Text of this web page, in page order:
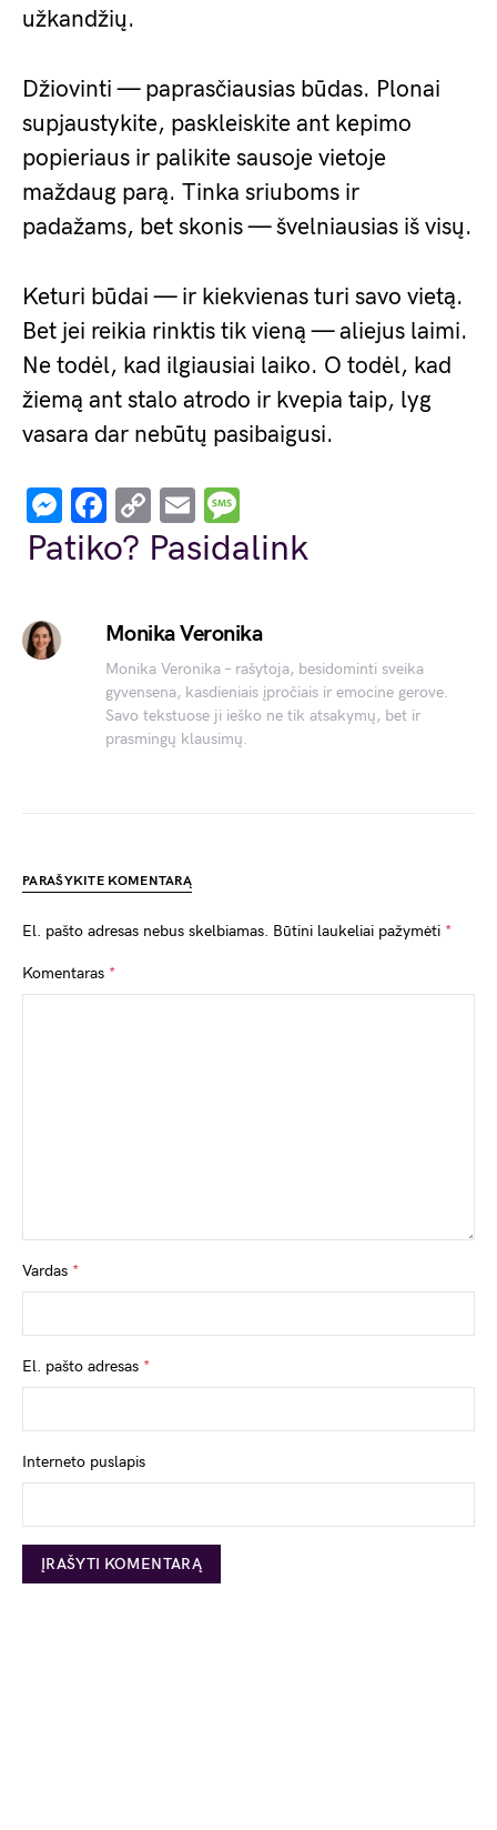
užkandžių.
Džiovinti — paprasčiausias būdas. Plonai
supjaustykite, paskleiskite ant kepimo
popieriaus ir palikite sausoje vietoje
maždaug parą. Tinka sriuboms ir
padažams, bet skonis — švelniausias iš visų.
Keturi būdai — ir kiekvienas turi savo vietą.
Bet jei reikia rinktis tik vieną — aliejus laimi.
Ne todėl, kad ilgiausiai laiko. O todėl, kad
žiemą ant stalo atrodo ir kvepia taip, lyg
vasara dar nebūtų pasibaigusi.
Messenger
Facebook
Copy
Link
Email
Patiko? Pasidalink
Monika Veronika
Monika Veronika – rašytoja, besidominti sveika
gyvensena, kasdieniais įpročiais ir emocine gerove.
Savo tekstuose ji ieško ne tik atsakymų, bet ir
prasmingų klausimų.
PARAŠYKITE KOMENTARĄ
El. pašto adresas nebus skelbiamas. Būtini laukeliai pažymėti *
Komentaras *
Vardas *
El. pašto adresas *
Interneto puslapis